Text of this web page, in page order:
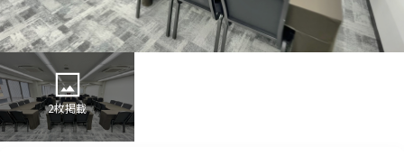
2枚掲載